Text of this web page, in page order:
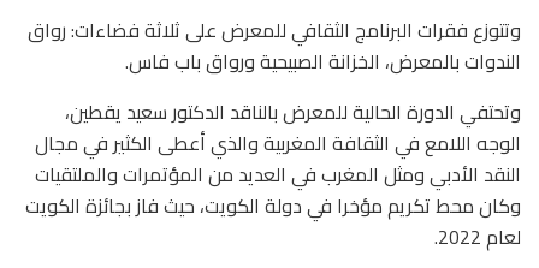
وتتوزع فقرات البرنامج الثقافي للمعرض على ثلاثة فضاءات: رواق
الندوات بالمعرض، الخزانة الصبيحية ورواق باب فاس.
وتحتفي الدورة الحالية للمعرض بالناقد الدكتور سعيد يقطين،
الوجه اللامع في الثقافة المغربية والذي أعطى الكثير في مجال
النقد الأدبي ومثل المغرب في العديد من المؤتمرات والملتقيات
وكان محط تكريم مؤخرا في دولة الكويت، حيث فاز بجائزة الكويت
لعام 2022.